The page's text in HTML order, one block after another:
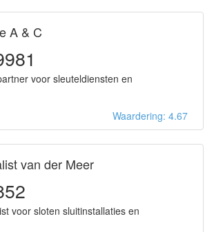
A & C
voor sleuteldiensten en
Waardering: 4.67
van der Meer
voor sloten sluitinstallaties en